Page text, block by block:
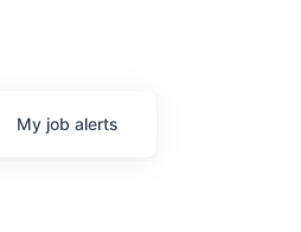
My job alerts